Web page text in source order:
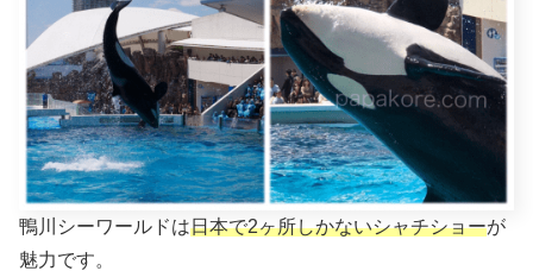
鴨川シーワールドは日本で2ヶ所しかないシャチショーが
魅力です。